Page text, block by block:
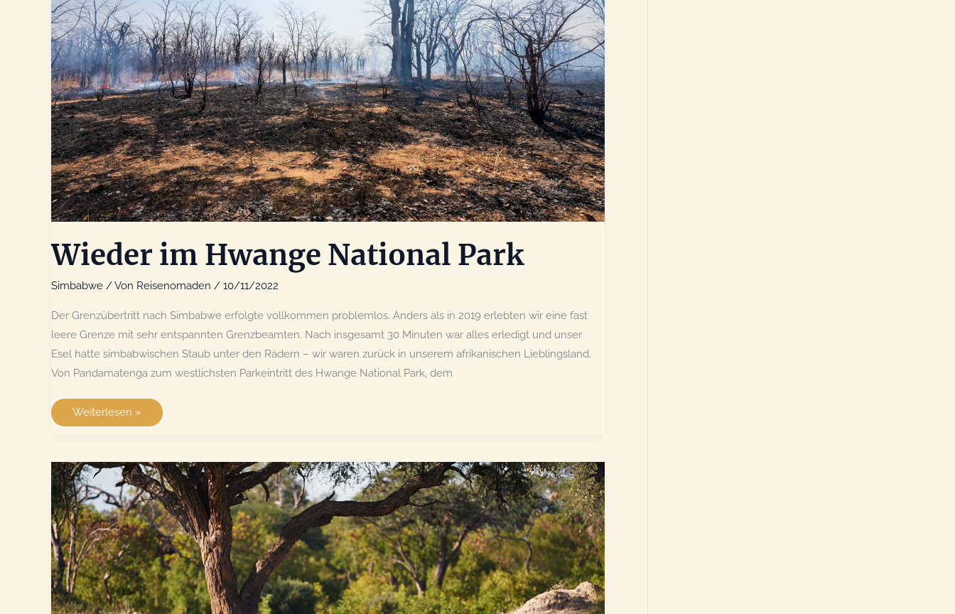
Wieder im Hwange National Park
Simbabwe / Von Reisenomaden / 10/11/2022
Der Grenzübertritt nach Simbabwe erfolgte vollkommen problemlos. Anders als in 2019 erlebten wir eine fast
leere Grenze mit sehr entspannten Grenzbeamten. Nach insgesamt 30 Minuten war alles erledigt und unser
Esel hatte simbabwischen Staub unter den Rädern – wir waren zurück in unserem afrikanischen Lieblingsland.
Von Pandamatenga zum westlichsten Parkeintritt des Hwange National Park, dem
Wieder
Weiterlesen »